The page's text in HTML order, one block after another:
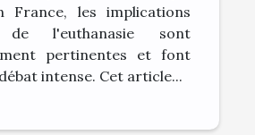
France, les implications
de l'euthanasie sont
pertinentes et font
intense. Cet article...